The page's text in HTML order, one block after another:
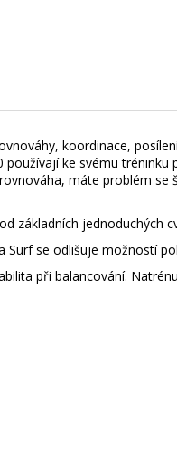
koordinace,
ke svému
máte problém
základních jednoduchých
se odlišuje možností
při balancování.